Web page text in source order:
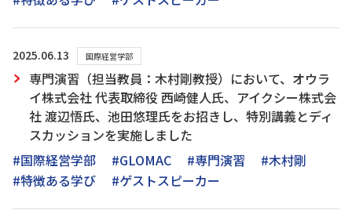
2025.06.13 国際経営学部
専門演習（担当教員：木村剛教授）において、オウラ
イ株式会社 代表取締役 西崎健人氏、アイクシー株式会
社 渡辺悟氏、池田悠理氏をお招きし、特別講義とディ
スカッションを実施しました
#国際経営学部
#GLOMAC #専門演習
#木村剛
#特徴ある学び
#ゲストスピーカー